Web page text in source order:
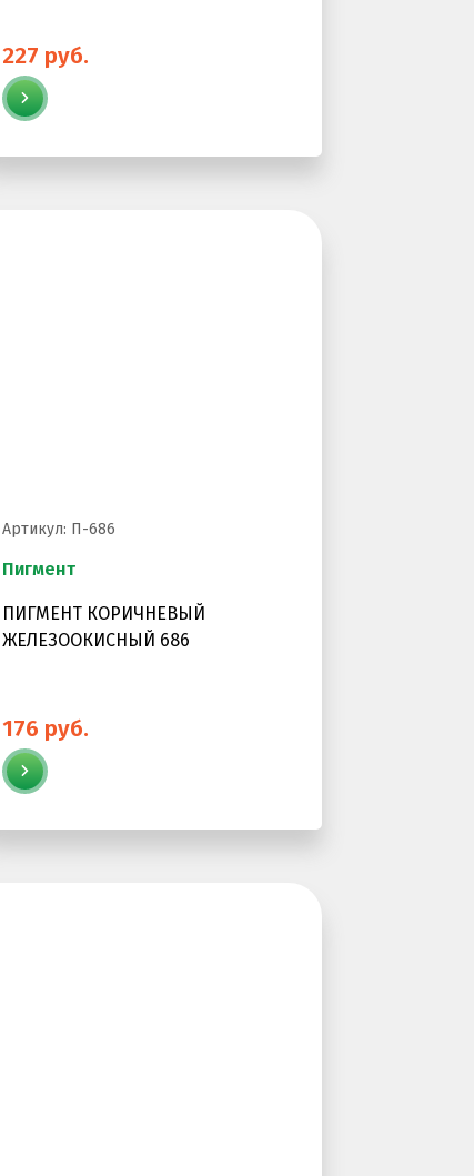
227 руб.
Артикул: П-686
Пигмент
ПИГМЕНТ КОРИЧНЕВЫЙ
ЖЕЛЕЗООКИСНЫЙ 686
176 руб.